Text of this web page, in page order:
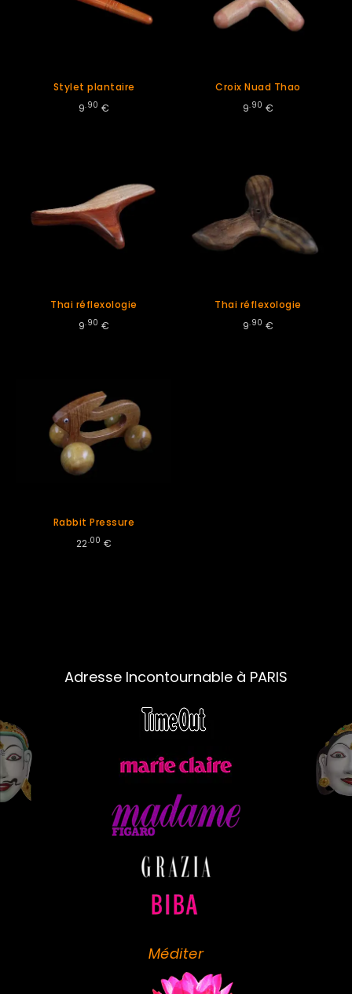
Stylet plantaire
9.90 €
Croix Nuad Thao
9.90 €
Thai réflexologie
9.90 €
Thai réflexologie
9.90 €
Rabbit Pressure
22.00 €
Adresse Incontournable à PARIS
Méditer